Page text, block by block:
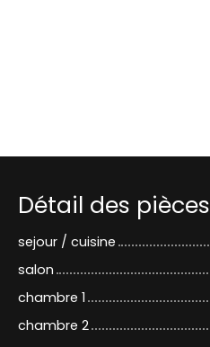
Détail des pièces
sejour / cuisine
salon
chambre 1
chambre 2